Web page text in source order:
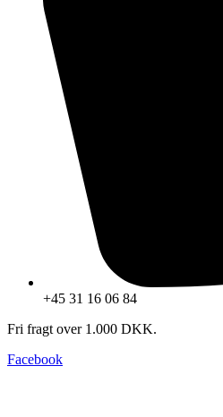
+45 31 16 06 84
Fri fragt over 1.000 DKK.
Facebook